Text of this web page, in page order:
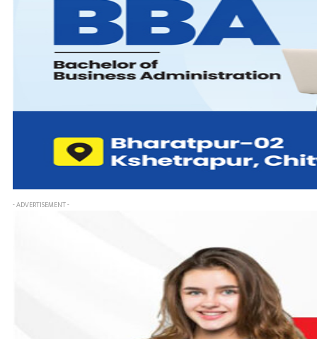
- ADVERTISEMENT -